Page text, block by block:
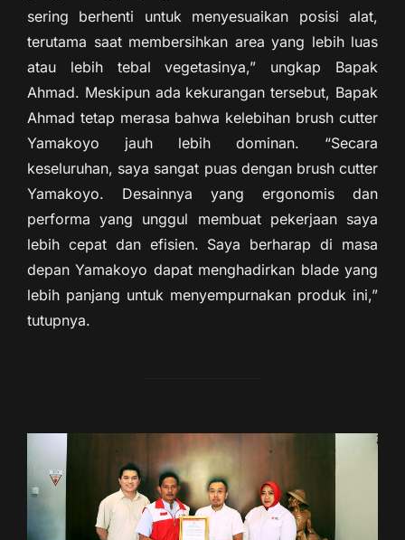
sering berhenti untuk menyesuaikan posisi alat,
terutama saat membersihkan area yang lebih luas
atau lebih tebal vegetasinya,” ungkap Bapak
Ahmad. Meskipun ada kekurangan tersebut, Bapak
Ahmad tetap merasa bahwa kelebihan brush cutter
Yamakoyo jauh lebih dominan. “Secara
keseluruhan, saya sangat puas dengan brush cutter
Yamakoyo. Desainnya yang ergonomis dan
performa yang unggul membuat pekerjaan saya
lebih cepat dan efisien. Saya berharap di masa
depan Yamakoyo dapat menghadirkan blade yang
lebih panjang untuk menyempurnakan produk ini,”
tutupnya.